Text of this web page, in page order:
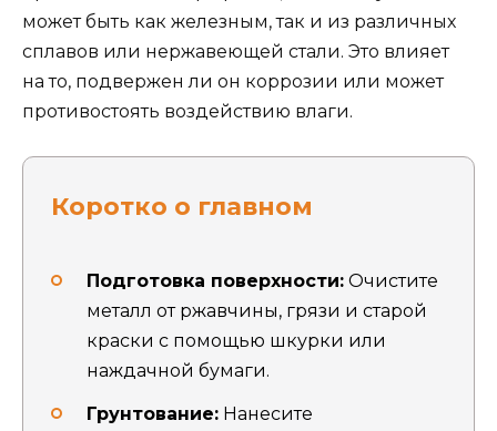
может быть как железным, так и из различных
сплавов или нержавеющей стали. Это влияет
на то, подвержен ли он коррозии или может
противостоять воздействию влаги.
Коротко о главном
Подготовка поверхности: Очистите
металл от ржавчины, грязи и старой
краски с помощью шкурки или
наждачной бумаги.
Грунтование: Нанесите